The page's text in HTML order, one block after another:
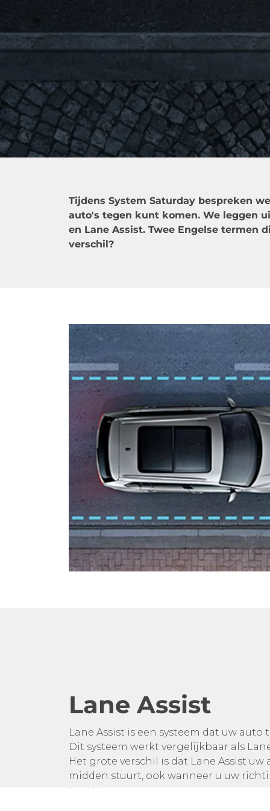
Tijdens System Saturday bespreken
auto's tegen kunt komen. We leggen
en Lane Assist. Twee Engelse termen
verschil?
Lane Assist
Lane Assist is een systeem dat uw
Dit systeem werkt vergelijkbaar als
Het grote verschil is dat Lane Assist
midden stuurt, ook wanneer u uw
te zetten.